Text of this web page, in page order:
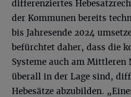
differenziertes
der Kommunen bereits
bis Jahresende 2024
befürchtet daher, dass die
Systeme auch am
überall in der Lage sind,
Hebesätze abzubilden.